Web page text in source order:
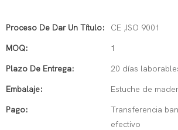
Proceso De Dar Un Título: CE ,ISO 9001
MOQ: 1
Plazo De Entrega: 20 días
Embalaje: Estuche de
Pago:
Transferencia
efectivo